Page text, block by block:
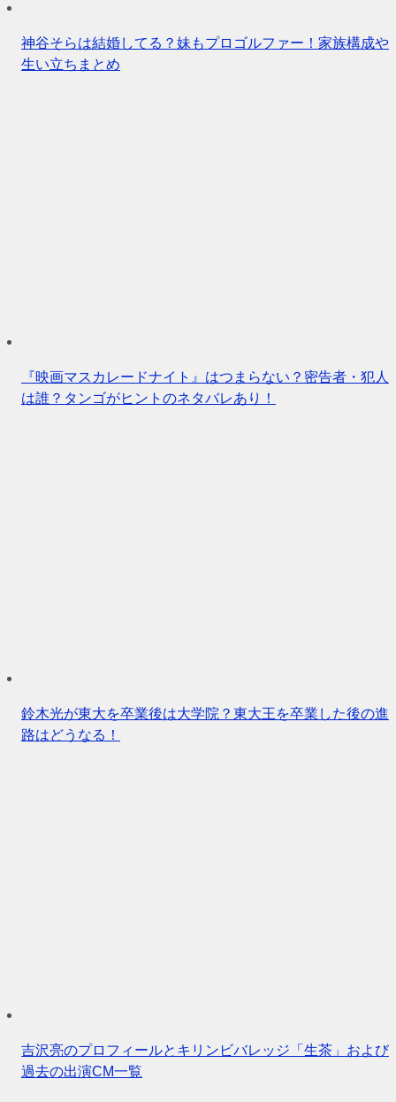
神谷そらは結婚してる？妹もプロゴルファー！家族構成や
生い立ちまとめ
『映画マスカレードナイト』はつまらない？密告者・犯人
は誰？タンゴがヒントのネタバレあり！
鈴木光が東大を卒業後は大学院？東大王を卒業した後の進
路はどうなる！
吉沢亮のプロフィールとキリンビバレッジ「生茶」および
過去の出演CM一覧